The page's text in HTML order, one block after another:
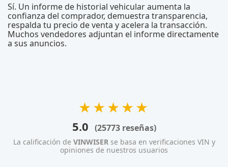
Sí. Un informe de historial vehicular aumenta la
confianza del comprador, demuestra transparencia,
respalda tu precio de venta y acelera la transacción.
Muchos vendedores adjuntan el informe directamente
a sus anuncios.
★★★★★
5.0 (25773 reseñas)
La calificación de VINWISERse basa en verificaciones VIN y
opiniones de nuestros usuarios